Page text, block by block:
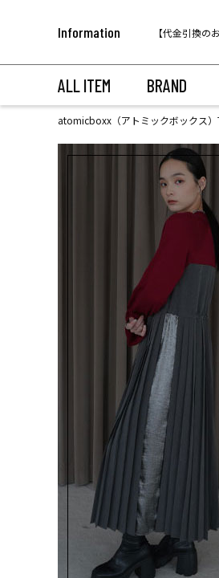
Information
税込11,000円
ALL ITEM BRAND
atomicboxx（アトミックボックス）